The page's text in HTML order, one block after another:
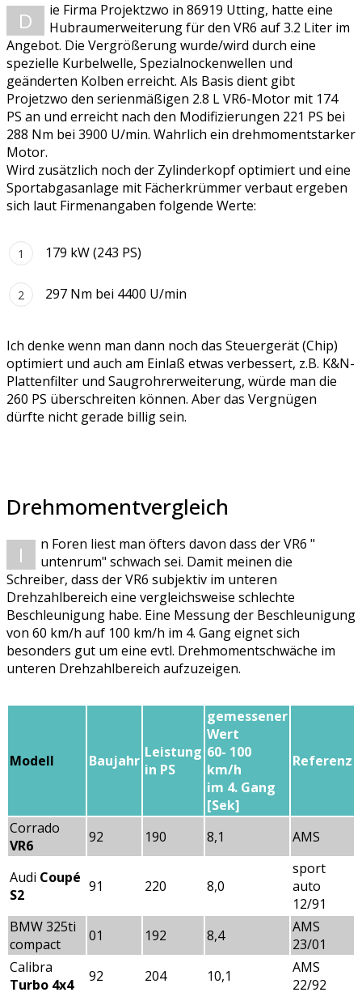
D
ie Firma Projektzwo in 86919 Utting, hatte eine
Hubraumerweiterung für den VR6 auf 3.2 Liter im
Angebot. Die Vergrößerung wurde/wird durch eine
spezielle Kurbelwelle, Spezialnockenwellen und
geänderten Kolben erreicht. Als Basis dient gibt
Projetzwo den serienmäßigen 2.8 L VR6-Motor mit 174
PS an und erreicht nach den Modifizierungen 221 PS bei
288 Nm bei 3900 U/min. Wahrlich ein drehmomentstarker
Motor.
Wird zusätzlich noch der Zylinderkopf optimiert und eine
Sportabgasanlage mit Fächerkrümmer verbaut ergeben
sich laut Firmenangaben folgende Werte:
179 kW (243 PS)
297 Nm bei 4400 U/min
Ich denke wenn man dann noch das Steuergerät (Chip)
optimiert und auch am Einlaß etwas verbessert, z.B. K&N-
Plattenfilter und Saugrohrerweiterung, würde man die
260 PS überschreiten können. Aber das Vergnügen
dürfte nicht gerade billig sein.
Drehmomentvergleich
I
n Foren liest man öfters davon dass der VR6 "
untenrum" schwach sei. Damit meinen die
Schreiber, dass der VR6 subjektiv im unteren
Drehzahlbereich eine vergleichsweise schlechte
Beschleunigung habe. Eine Messung der Beschleunigung
von 60 km/h auf 100 km/h im 4. Gang eignet sich
besonders gut um eine evtl. Drehmomentschwäche im
unteren Drehzahlbereich aufzuzeigen.
Modell Baujahr Leistung
in PS
gemessener
Wert
60- 100
km/h
im 4. Gang
[Sek]
Referenz
Corrado
VR6
92 190 8,1 AMS
Audi Coupé
S2
91 220 8,0
sport
auto
12/91
BMW 325ti
compact
01 192 8,4
AMS
23/01
Calibra
Turbo 4x4
92 204 10,1
AMS
22/92